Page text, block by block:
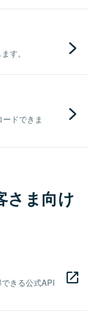
す。
ドできま
さま向け
きる公式API